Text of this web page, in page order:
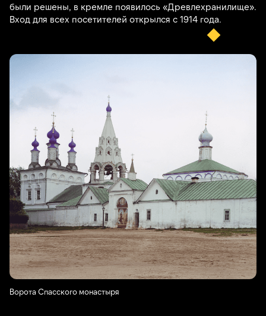
были решены, в кремле появилось «Древлехранилище».
Вход для всех посетителей открылся с 1914 года.
Ворота Спасского монастыря